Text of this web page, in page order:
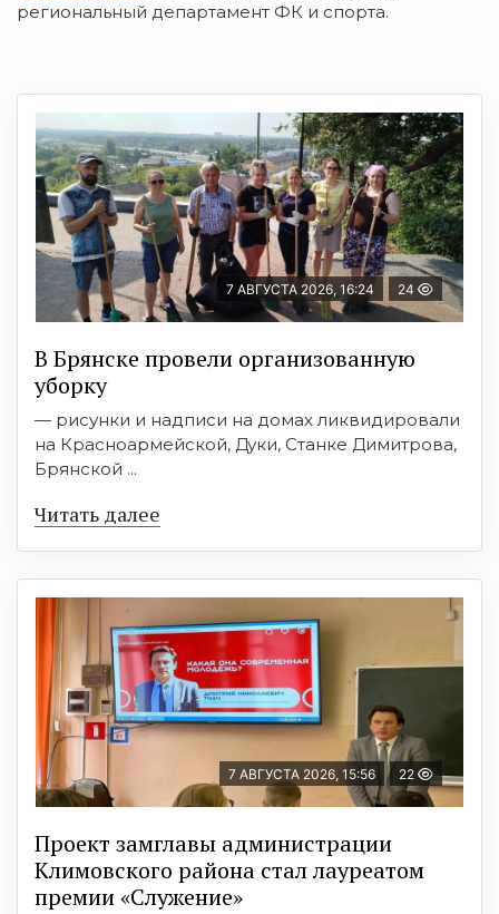
региональный департамент ФК и спорта.
7 АВГУСТА 2026, 16:24 24
В Брянске провели организованную
уборку
— рисунки и надписи на домах ликвидировали
на Красноармейской, Дуки, Станке Димитрова,
Брянской ...
Читать далее
7 АВГУСТА 2026, 15:56 22
Проект замглавы администрации
Климовского района стал лауреатом
премии «Служение»